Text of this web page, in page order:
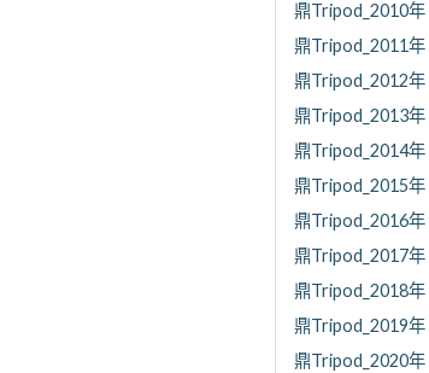
鼎Tripod_2010年
鼎Tripod_2011年
鼎Tripod_2012年
鼎Tripod_2013年
鼎Tripod_2014年
鼎Tripod_2015年
鼎Tripod_2016年
鼎Tripod_2017年
鼎Tripod_2018年
鼎Tripod_2019年
鼎Tripod_2020年